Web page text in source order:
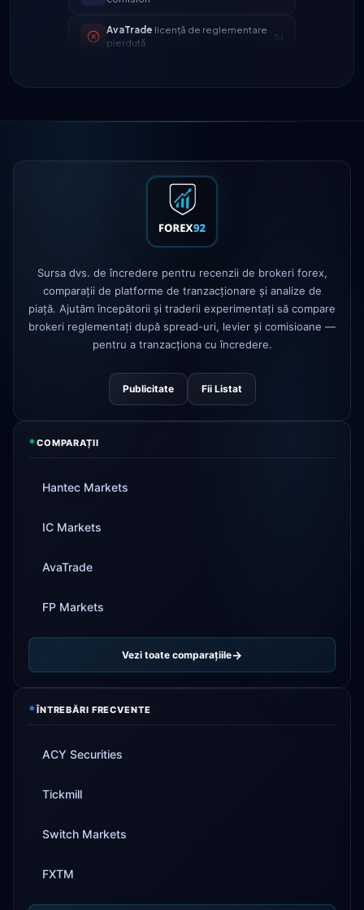
pierdută
politică de levier schimbată
FP Markets— conturi noi fără
comision
AvaTradelicență de reglementare
pierdută
Tickmillviteza retragerii acum 24h 4d
Sursa dvs. de încredere pentru recenzii de brokeri forex,
comparații de platforme de tranzacționare și analize de
piață. Ajutăm începătorii și traderii experimentați să compare
brokeri reglementați după spread-uri, levier și comisioane —
pentru a tranzacționa cu încredere.
Publicitate Fii Listat
*COMPARAȚII
Hantec Markets
IC Markets
AvaTrade
FP Markets
Vezi toate comparațiile
*ÎNTREBĂRI FRECVENTE
ACY Securities
Tickmill
Switch Markets
FXTM